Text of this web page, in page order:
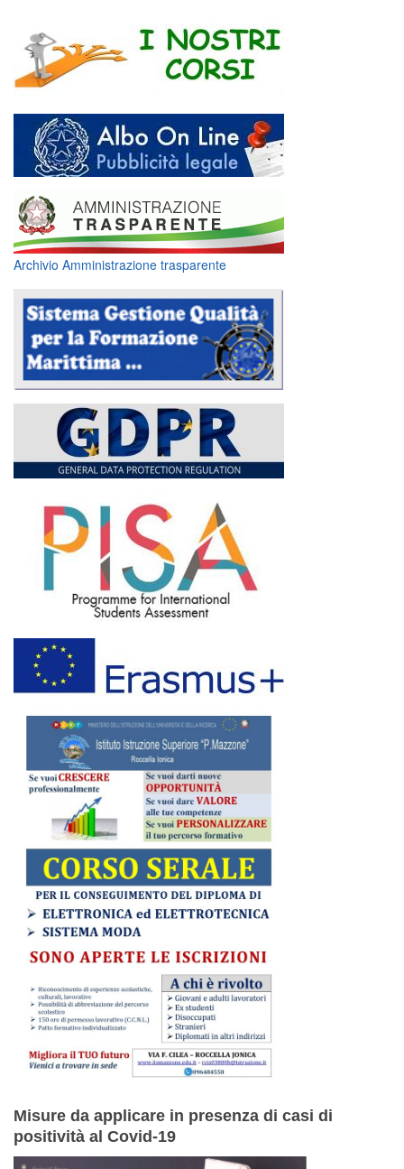
Archivio Amministrazione trasparente
Misure da applicare in presenza di casi di
positività al Covid-19